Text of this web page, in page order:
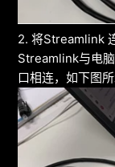
2. 将Streamlink
Streamlink与电
口相连，如下图所